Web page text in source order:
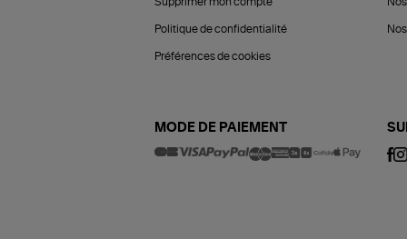
Politique de confidentialité
Préférences de cookies
MODE DE PAIEMENT